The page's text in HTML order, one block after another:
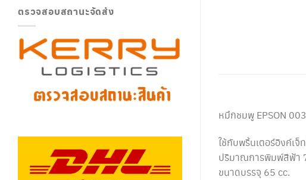
ตรวจสอบสถานะจัดส่ง
หมึกชมพู EPSON
ใช้กับพริ้นเตอร์อิงค์เ
ปริมาณการพิมพ์สีฟ้า
ขนาดบรรจุ 65 cc.